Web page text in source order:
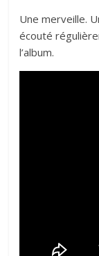
Une merveille.
écouté
l’album.